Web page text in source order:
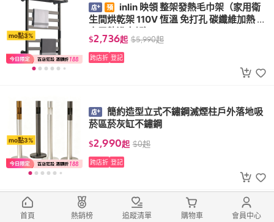
mo點3%
inlin 映領 整架發熱毛巾架（家用衛
生間烘乾架 110V 恆溫 免打孔 碳纖維加熱 浴
室電熱浴巾架）
$2,736起 $5,990起
跨店折 登記
mo點3%
簡約造型立式不鏽鋼滅煙柱戶外落地吸
菸區菸灰缸不鏽鋼
$2,990起 $0起
跨店折 登記
滿1,111元折88元
雨傘架子 輕奢木製 大容量 酒店收納傘
首頁 熱銷榜 追蹤清單 購物車 會員中心